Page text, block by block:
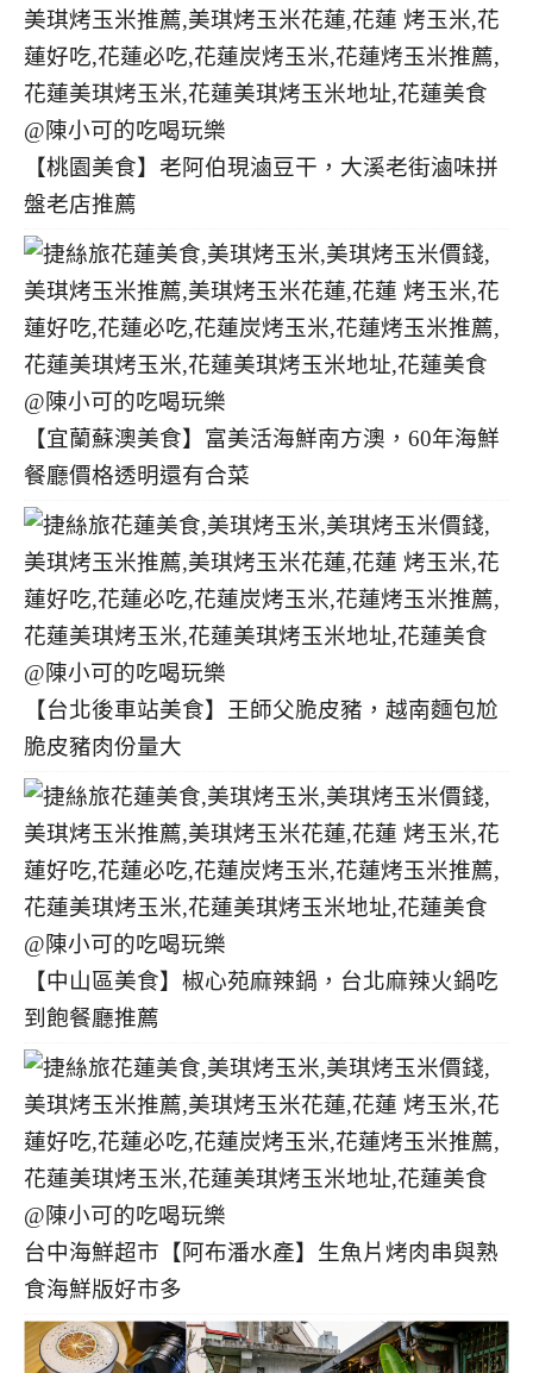
【桃園美食】老阿伯現滷豆干，大溪老街滷味拼
盤老店推薦
【宜蘭蘇澳美食】富美活海鮮南方澳，60年海鮮
餐廳價格透明還有合菜
【台北後車站美食】王師父脆皮豬，越南麵包尬
脆皮豬肉份量大
【中山區美食】椒心苑麻辣鍋，台北麻辣火鍋吃
到飽餐廳推薦
台中海鮮超市【阿布潘水產】生魚片烤肉串與熟
食海鮮版好市多